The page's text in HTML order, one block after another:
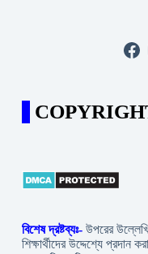
বিশেষ দ্রষ্টব্যঃ- উপরের
শিক্ষার্থীদের উদ্দেশ্যে